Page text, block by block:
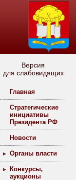
Версия
для слабовидящих
Главная
Стратегические
инициативы
Президента РФ
Новости
Органы власти
Конкурсы,
аукционы